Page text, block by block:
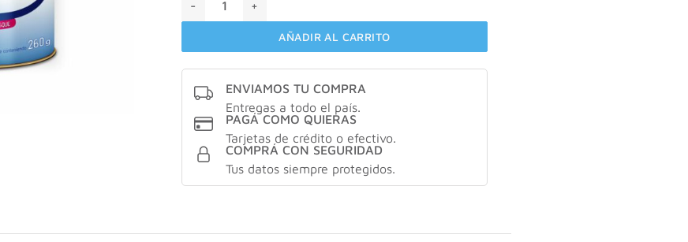
AÑADIR AL CARRITO
ENVIAMOS TU COMPRA
Entregas a todo el país.
PAGÁ COMO QUIERAS
Tarjetas de crédito o efectivo.
COMPRÁ CON SEGURIDAD
Tus datos siempre protegidos.